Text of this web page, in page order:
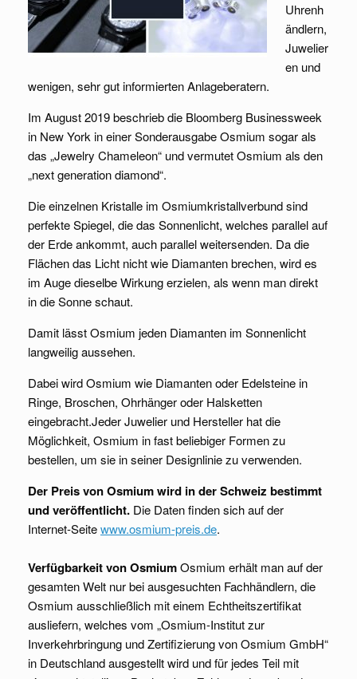
Uhrenh
ändlern,
Juwelier
en und
wenigen, sehr gut informierten Anlageberatern.
Im August 2019 beschrieb die Bloomberg Businessweek
in New York in einer Sonderausgabe Osmium sogar als
das „Jewelry Chameleon“ und vermutet Osmium als den
„next generation diamond“.
Die einzelnen Kristalle im Osmiumkristallverbund sind
perfekte Spiegel, die das Sonnenlicht, welches parallel auf
der Erde ankommt, auch parallel weitersenden. Da die
Flächen das Licht nicht wie Diamanten brechen, wird es
im Auge dieselbe Wirkung erzielen, als wenn man direkt
in die Sonne schaut.
Damit lässt Osmium jeden Diamanten im Sonnenlicht
langweilig aussehen.
Dabei wird Osmium wie Diamanten oder Edelsteine in
Ringe, Broschen, Ohrhänger oder Halsketten
eingebracht.Jeder Juwelier und Hersteller hat die
Möglichkeit, Osmium in fast beliebiger Formen zu
bestellen, um sie in seiner Designlinie zu verwenden.
Der Preis von Osmium wird in der Schweiz bestimmt
und veröffentlicht. Die Daten finden sich auf der
Internet-Seitewww.osmium-preis.de.
Verfügbarkeit von OsmiumOsmium erhält man auf der
gesamten Welt nur bei ausgesuchten Fachhändlern, die
Osmium ausschließlich mit einem Echtheitszertifikat
ausliefern, welches vom „Osmium-Institut zur
Inverkehrbringung und Zertifizierung von Osmium GmbH“
in Deutschland ausgestellt wird und für jedes Teil mit